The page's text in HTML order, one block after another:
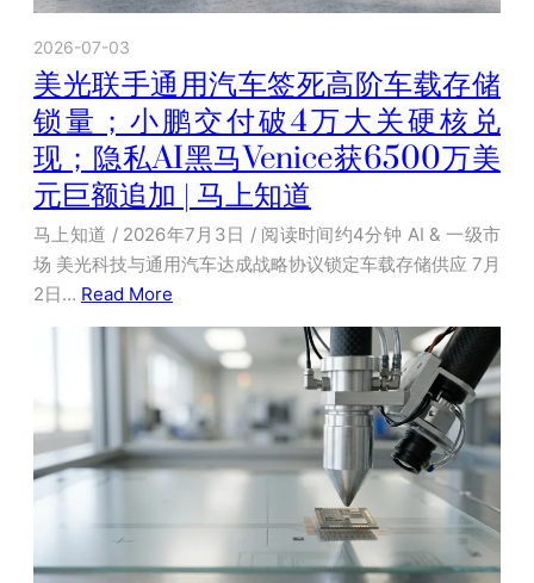
2026-07-03
美光联手通用汽车签死高阶车载存储
锁量；小鹏交付破4万大关硬核兑
现；隐私AI黑马Venice获6500万美
元巨额追加 | 马上知道
马上知道 / 2026年7月3日 / 阅读时间约4分钟 AI & 一级市
场 美光科技与通用汽车达成战略协议锁定车载存储供应 7月
2日… Read More